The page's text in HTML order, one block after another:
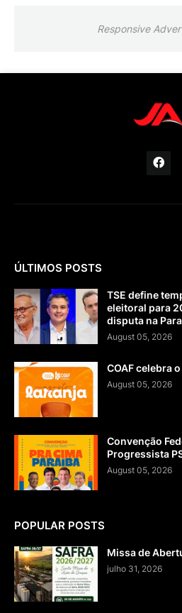
Responsive
ÚLTIMOS POSTS
TSE define
eleitoral para
disputa na
August 05, 2026
COAF celebra
August 05, 2026
Convenção
Progressista
August 05, 2026
POPULAR POSTS
Missa de
julho 31, 2026